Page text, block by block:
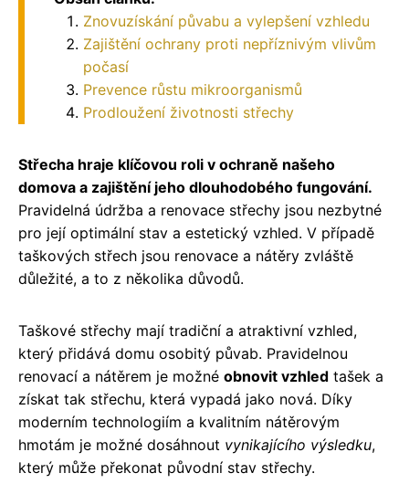
Znovuzískání půvabu a vylepšení vzhledu
Zajištění ochrany proti nepříznivým vlivům
počasí
Prevence růstu mikroorganismů
Prodloužení životnosti střechy
Střecha hraje klíčovou roli v ochraně našeho
domova a zajištění jeho dlouhodobého fungování.
Pravidelná údržba a renovace střechy jsou nezbytné
pro její optimální stav a estetický vzhled. V případě
taškových střech jsou renovace a nátěry zvláště
důležité, a to z několika důvodů.
Taškové střechy mají tradiční a atraktivní vzhled,
který přidává domu osobitý půvab. Pravidelnou
renovací a nátěrem je možné obnovit vzhled tašek a
získat tak střechu, která vypadá jako nová. Díky
moderním technologiím a kvalitním nátěrovým
hmotám je možné dosáhnout vynikajícího výsledku,
který může překonat původní stav střechy.